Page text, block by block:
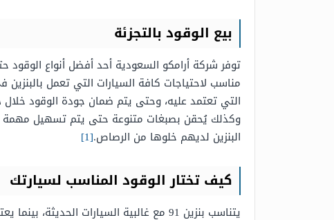
بيع الوقود بالتجزئة
مناسب لاحتياجات كافة السيارات التي تعمل
التي تعتمد عليه، وحتى يتم ضمان جودة الوقود خلال
وكذلك يُحقن بصبغات متنوعة حتى يتم تسهيل مهمة
البنزين لديهم خلوها من الرصاص.[1]
كيف تختار الوقود المناسب لسيارتك